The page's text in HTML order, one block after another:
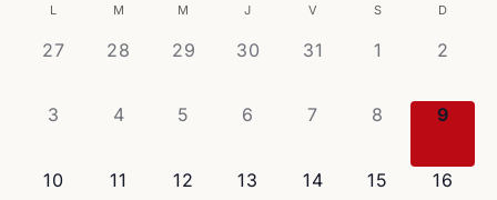
vues
date.
Calendrier
de
Évènements
L M M J V S D
0
27
0
28
0
29
0
30
0
31
0
1
0
2
0
3
0
4
0
5
0
6
0
7
0
8
0
9
0
10
0
11
0
12
0
13
0
14
0
15
0
16